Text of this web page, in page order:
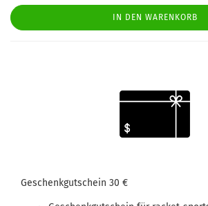
IN DEN WARENKORB
Geschenkgutschein 30 €